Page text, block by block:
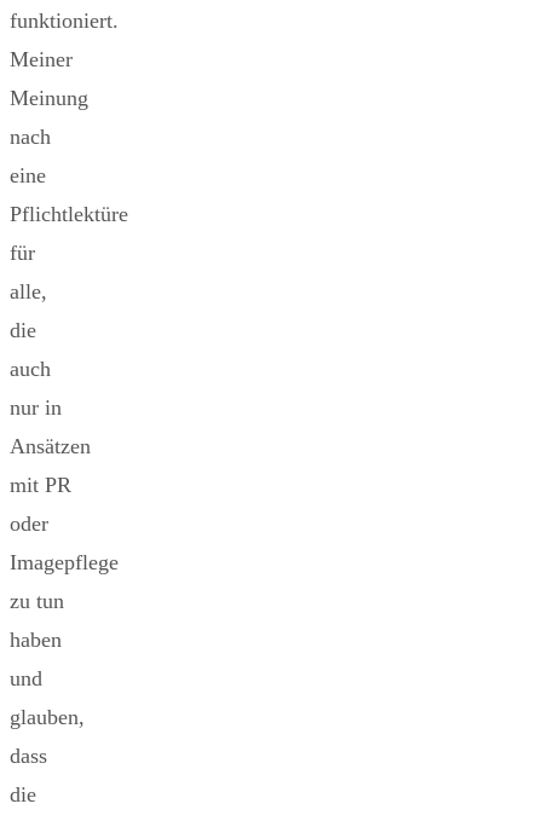
funktioniert.
Meiner
Meinung
nach
eine
Pflichtlektüre
für
alle,
die
auch
nur in
Ansätzen
mit PR
oder
Imagepflege
zu tun
haben
und
glauben,
dass
die